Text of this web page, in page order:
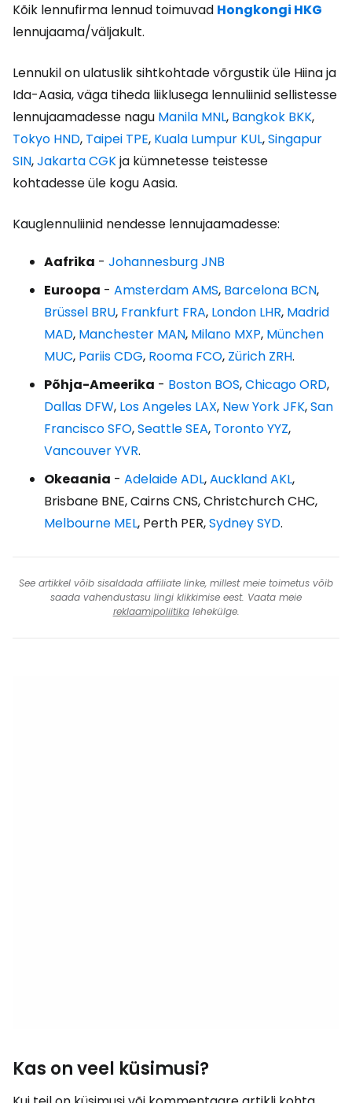
Kõik lennufirma lennud toimuvad Hongkongi HKG
lennujaama/väljakult.
Lennukil on ulatuslik sihtkohtade võrgustik üle Hiina ja
Ida-Aasia, väga tiheda liiklusega lennuliinid sellistesse
lennujaamadesse nagu Manila MNL, Bangkok BKK,
Tokyo HND, Taipei TPE, Kuala Lumpur KUL,Singapur
SIN,Jakarta CGKja kümnetesse teistesse
kohtadesse üle kogu Aasia.
Kauglennuliinid nendesse lennujaamadesse:
Aafrika - Johannesburg JNB
Euroopa - Amsterdam AMS, Barcelona BCN,
Brüssel BRU, Frankfurt FRA, London LHR, Madrid
MAD, Manchester MAN, Milano MXP, München
MUC, Pariis CDG, Rooma FCO, Zürich ZRH.
Põhja-Ameerika - Boston BOS,Chicago ORD,
Dallas DFW, Los Angeles LAX, New York JFK,San
Francisco SFO,Seattle SEA, Toronto YYZ,
Vancouver YVR.
Okeaania - Adelaide ADL,Auckland AKL,
Brisbane BNE, Cairns CNS, Christchurch CHC,
Melbourne MEL, Perth PER,Sydney SYD.
See artikkel võib sisaldada affiliate linke, millest meie toimetus võib
saada vahendustasu lingi klikkimise eest. Vaata meie
reklaamipoliitikalehekülge.
Kas on veel küsimusi?